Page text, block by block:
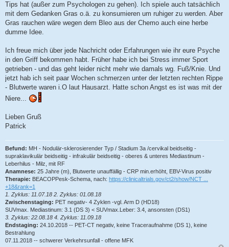
Tips hat (außer zum Psychologen zu gehen). Ich spiele auch tatsächlich
mit dem Gedanken Gras o.ä. zu konsumieren um ruhiger zu werden. Aber
Gras rauchen wäre wegen dem Bleo aus der Chemo auch eine herbe
dumme Idee.
Ich freue mich über jede Nachricht oder Erfahrungen wie ihr eure Psyche
in den Griff bekommen habt. Früher habe ich bei Stress immer Sport
getrieben - und das geht leider nicht mehr wie damals wg. Fuß/Knie. Und
jetzt hab ich seit paar Wochen schmerzen unter der letzten rechten Rippe
- Blutwerte waren i.O laut Hausarzt. Hatte schon Angst es ist was mit der
Niere...
Lieben Gruß
Patrick
Befund: MH - Nodulär-sklerosierender Typ / Stadium 3a /cervikal beidseitig -
supraklavikulär beidseitig - infrakulär beidseitig - oberes & unteres Mediastinum -
Leberhilus - Milz, mit RF
Anamnese: 25 Jahre (m), Blutwerte unauffällig - CRP min.erhöht, EBV-Virus positiv
Therapie: BEACOPPesk-Schema, nach: https://clinicaltrials.gov/ct2/show/NCT ...
+18&rank=1
1. Zyklus: 11.07.18 2. Zyklus: 01.08.18
Zwischenstaging: PET negativ- 4 Zyklen -vgl. Arm D (HD18)
SUVmax. Mediastinum: 3.1 (DS 3) < SUVmax.Leber: 3.4, ansonsten (DS1)
3. Zyklus: 22.08.18 4. Zyklus: 11.09.18
Endstaging: 24.10.2018 -- PET-CT negativ, keine Traceraufnahme (DS 1), keine
Bestrahlung
07.11.2018 -- schwerer Verkehrsunfall - offene MFK